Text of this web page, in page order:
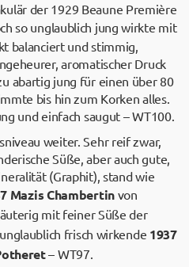
der 1929 Beaune Première
so unglaublich jung wirkte mit
balanciert und stimmig,
aromatischer Druck
abartig jung für einen über 80
bis hin zum Korken alles.
und einfach saugut – WT100.
weiter. Sehr reif zwar,
Süße, aber auch gute,
(Graphit), stand wie
Mazis Chambertinvon
mit feiner Süße der
frisch wirkende 1937
– WT97.